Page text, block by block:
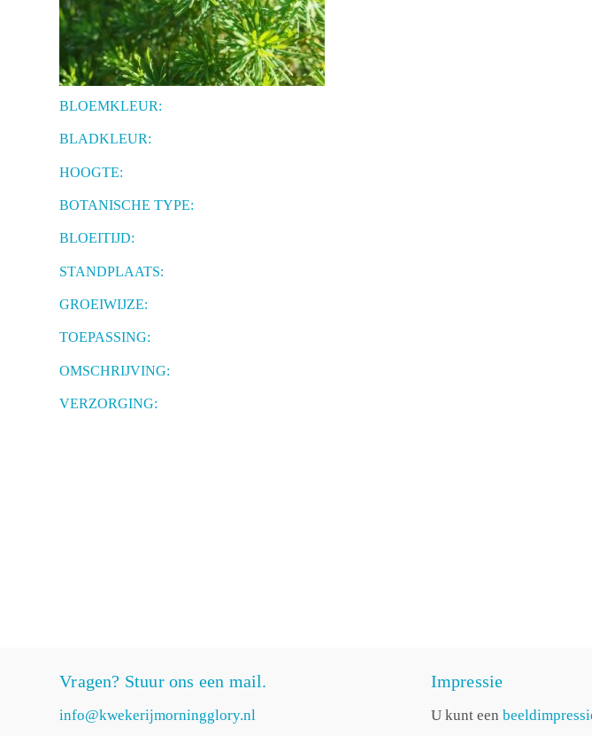
BLOEMKLEUR:
BLADKLEUR:
HOOGTE:
BOTANISCHE TYPE:
BLOEITIJD:
STANDPLAATS:
GROEIWIJZE:
TOEPASSING:
OMSCHRIJVING:
VERZORGING:
Vragen? Stuur ons een mail.
info@kwekerijmorningglory.nl
Impressie
U kunt een